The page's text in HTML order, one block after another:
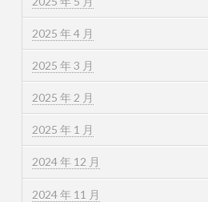
2025 年 4 月
2025 年 3 月
2025 年 2 月
2025 年 1 月
2024 年 12 月
2024 年 11 月